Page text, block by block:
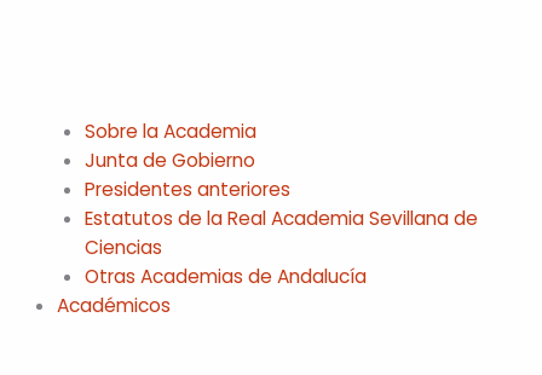
Sobre la Academia
Junta de Gobierno
Presidentes anteriores
Estatutos de la Real Academia Sevillana de
Ciencias
Otras Academias de Andalucía
Académicos